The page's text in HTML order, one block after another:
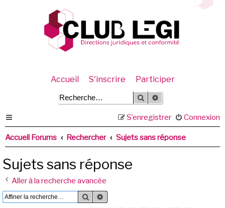
Accueil S'inscrire Participer
Rechercher
Connexion
S’enregistrer
Accueil Forums Rechercher Sujets sans réponse
Sujets sans réponse
Aller à la recherche avancée
Rechercher